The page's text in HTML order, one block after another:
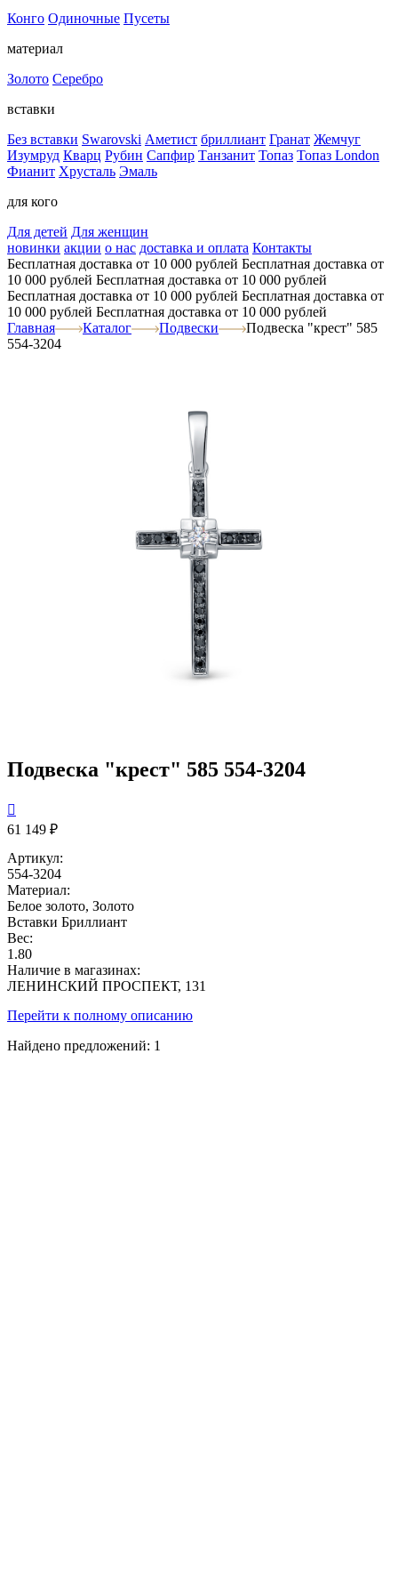
Конго Одиночные Пусеты
материал
Золото Серебро
вставки
Без вставки Swarovski Аметист бриллиант Гранат Жемчуг
Изумруд Кварц Рубин Сапфир Танзанит Топаз Топаз London
Фианит Хрусталь Эмаль
для кого
Для детей Для женщин
новинки акции о нас доставка и оплата Контакты
Бесплатная доставка от 10 000 рублей Бесплатная доставка от
10 000 рублей Бесплатная доставка от 10 000 рублей
Бесплатная доставка от 10 000 рублей Бесплатная доставка от
10 000 рублей Бесплатная доставка от 10 000 рублей
Главная
Каталог Подвески
Подвеска "крест" 585
554-3204
Подвеска "крест" 585 554-3204

61 149 ₽
Артикул:
554-3204
Материал:
Белое золото, Золото
Вставки Бриллиант
Вес:
1.80
Наличие в магазинах:
ЛЕНИНСКИЙ ПРОСПЕКТ, 131
Перейти к полному описанию
Найдено предложений: 1